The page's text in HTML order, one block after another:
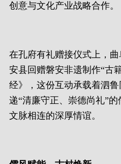
创意与文化产业战略合作。
在孔府有礼赠接仪式上，
安县回赠磐安非遗制作“古
经》，这份互动承载着泗
递“清廉守正、崇德尚礼”
文脉相连的深厚情谊。